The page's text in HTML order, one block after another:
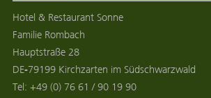
Hotel & Restaurant Sonne
Familie Rombach
Hauptstraße 28
DE-79199 Kirchzarten im Südschwarzwald
Tel:+49 (0) 76 61 / 90 19 90